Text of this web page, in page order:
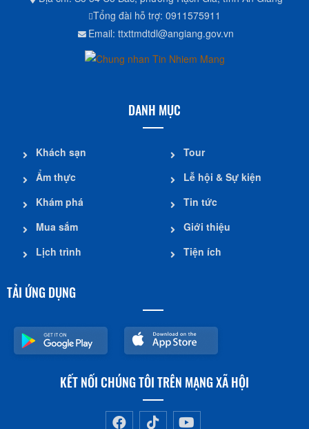
Tổng đài hỗ trợ: 0911575911
Email: ttxttmdtdl@angiang.gov.vn
DANH MỤC
Khách sạn
Ẩm thực
Khám phá
Mua sắm
Lịch trình
Tour
Lễ hội & Sự kiện
Tin tức
Giới thiệu
Tiện ích
TẢI ỨNG DỤNG
KẾT NỐI CHÚNG TÔI TRÊN MẠNG XÃ HỘI